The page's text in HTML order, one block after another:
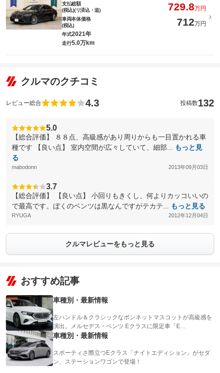
支払総額
(税込)(リ済込・追)
729.8万円
車両本体価格
(税込)
712万円
年式2021年
走行5.0万km
クルマのクチコミ
レビュー総合 4.3 投稿数132
5.0
【総合評価】 ８８点、高級感があり周りからも一目置かれる車
種です 【良い点】 室内空間が広々していて、細部...
もっと見
る
mabodonn 2013年09月03日
3.7
【総合評価】 【良い点】 小回りもきくし、何よりカッコいいの
で最高です。ぼくのベンツは黒なんですがテカテ...
もっと見る
RYUGA 2012年12月04日
クルマレビューをもっと見る
おすすめ記事
車種別・最新情報
左ハンドル＆クラシックなボンネットマスコットが高級感を
演出。メルセデス・ベンツ Eクラスに限定車「E…
車種別・最新情報
スポーティさ際立つEクラス「ナイトエディション」がセダ
ン、ステーションワゴンで登場！